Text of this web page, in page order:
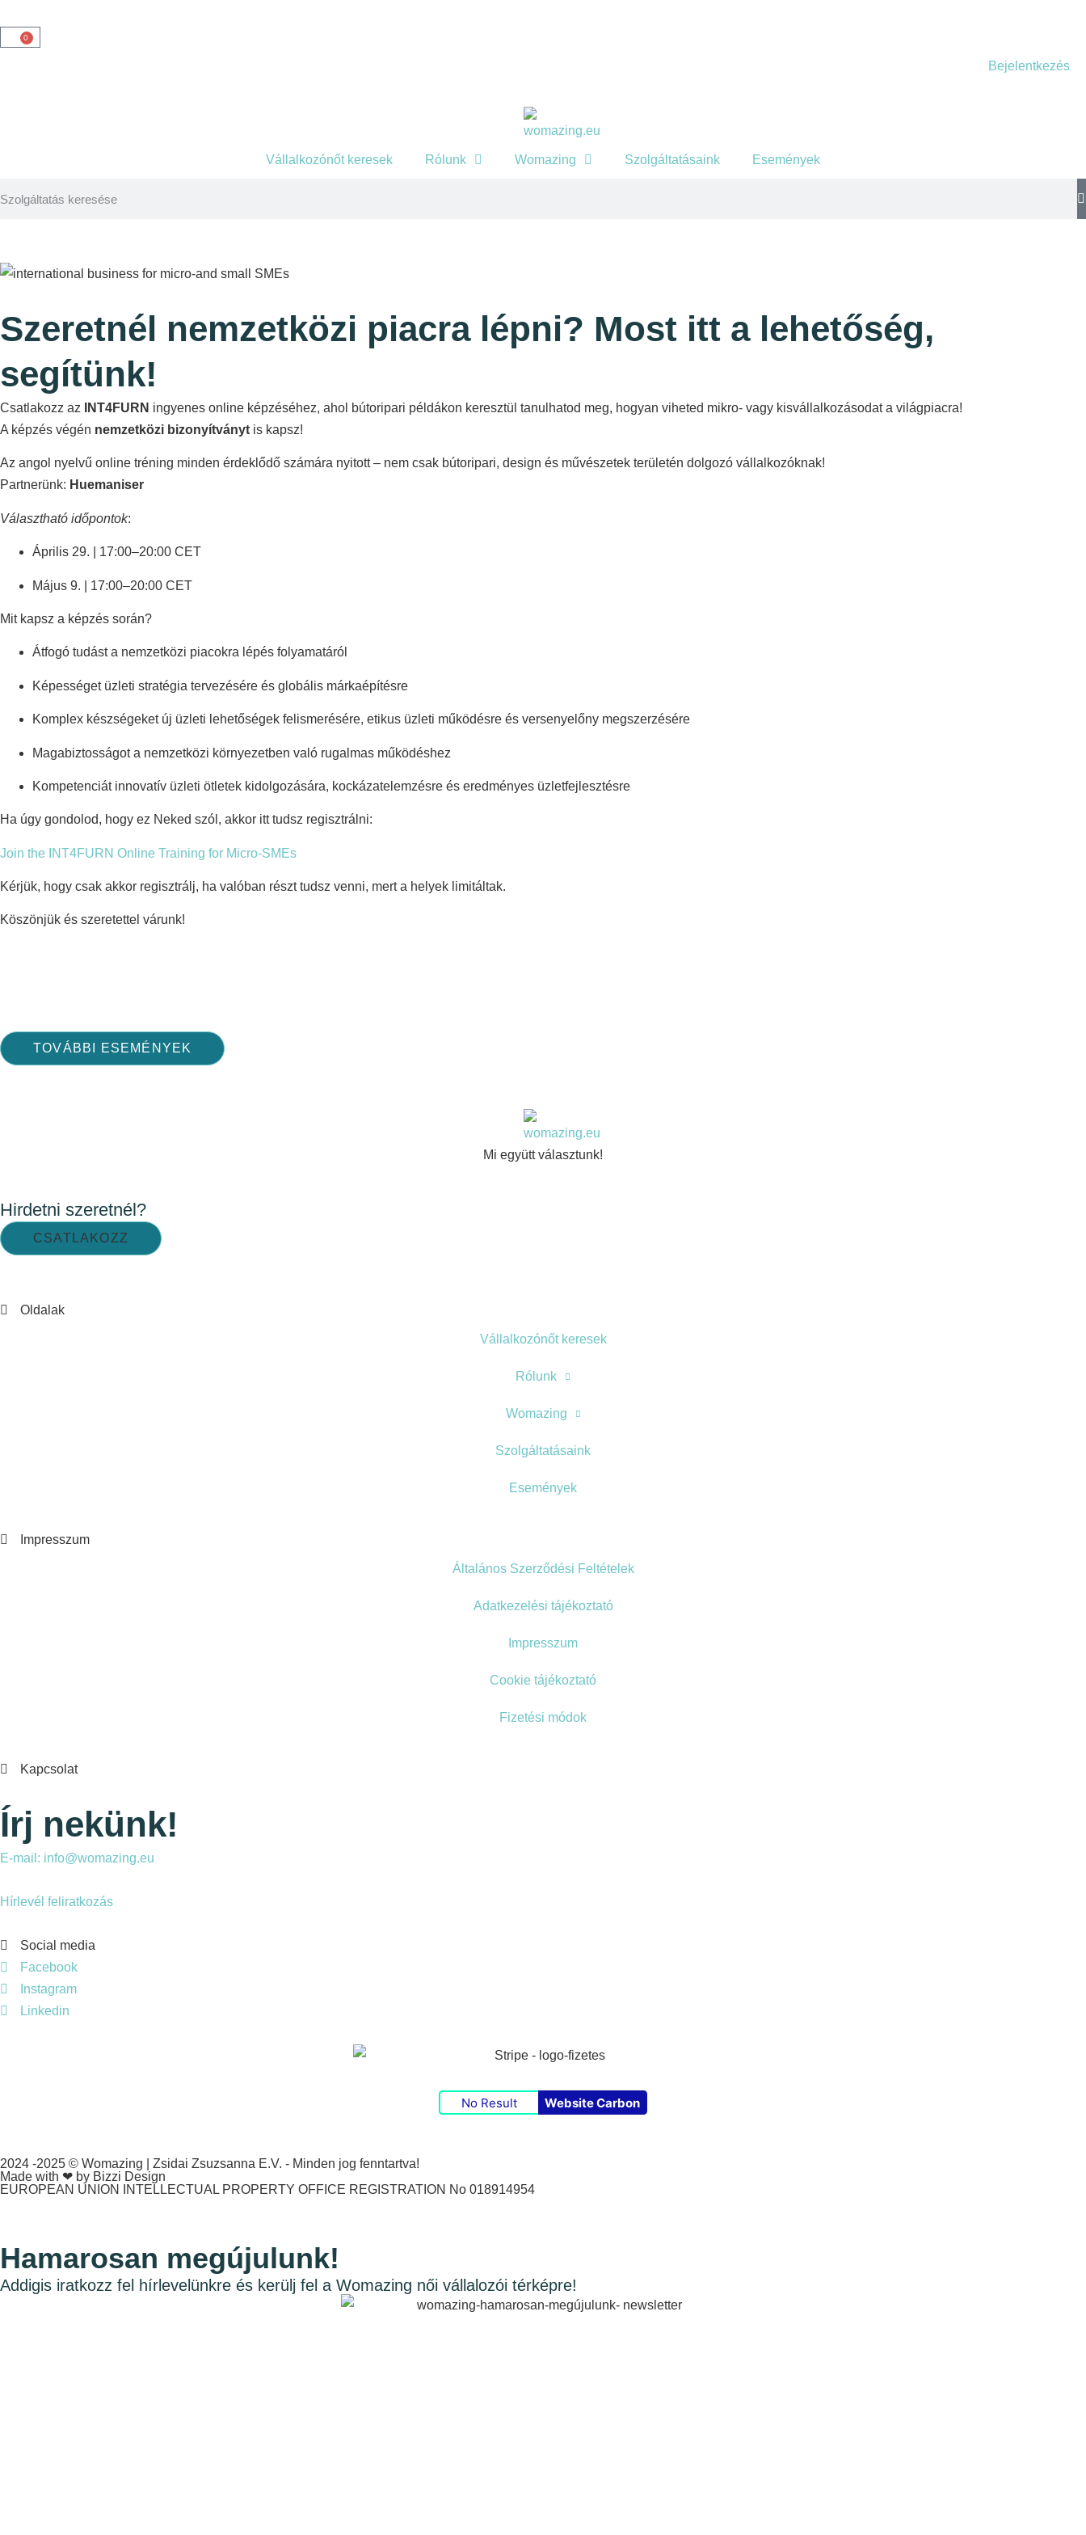
0
Bejelentkezés
Vállalkozónőt keresek Rólunk Womazing Szolgáltatásaink Események
Szeretnél nemzetközi piacra lépni? Most itt a lehetőség,
segítünk!
Csatlakozz az INT4FURN ingyenes online képzéséhez, ahol bútoripari példákon keresztül tanulhatod meg, hogyan viheted mikro- vagy kisvállalkozásodat a világpiacra!
A képzés végén nemzetközi bizonyítványt is kapsz!
Az angol nyelvű online tréning minden érdeklődő számára nyitott – nem csak bútoripari, design és művészetek területén dolgozó vállalkozóknak!
Partnerünk: Huemaniser
Választható időpontok:
Április 29. | 17:00–20:00 CET
Május 9. | 17:00–20:00 CET
Mit kapsz a képzés során?
Átfogó tudást a nemzetközi piacokra lépés folyamatáról
Képességet üzleti stratégia tervezésére és globális márkaépítésre
Komplex készségeket új üzleti lehetőségek felismerésére, etikus üzleti működésre és versenyelőny megszerzésére
Magabiztosságot a nemzetközi környezetben való rugalmas működéshez
Kompetenciát innovatív üzleti ötletek kidolgozására, kockázatelemzésre és eredményes üzletfejlesztésre
Ha úgy gondolod, hogy ez Neked szól, akkor itt tudsz regisztrálni:
Join the INT4FURN Online Training for Micro-SMEs
Kérjük, hogy csak akkor regisztrálj, ha valóban részt tudsz venni, mert a helyek limitáltak.
Köszönjük és szeretettel várunk!
TOVÁBBI ESEMÉNYEK
Mi együtt választunk!
Hirdetni szeretnél?
CSATLAKOZZ
Oldalak
Vállalkozónőt keresek
Rólunk
Womazing
Szolgáltatásaink
Események
Impresszum
Általános Szerződési Feltételek
Adatkezelési tájékoztató
Impresszum
Cookie tájékoztató
Fizetési módok
Kapcsolat
Írj nekünk!
E-mail: info@womazing.eu
Hírlevél feliratkozás
Social media
Facebook
Instagram
Linkedin
No Result Website Carbon
2024 -2025 © Womazing | Zsidai Zsuzsanna E.V. - Minden jog fenntartva!
Made with ❤ by Bizzi Design
EUROPEAN UNION INTELLECTUAL PROPERTY OFFICE REGISTRATION No 018914954
Hamarosan megújulunk!
Addigis iratkozz fel hírlevelünkre és kerülj fel a Womazing női vállalozói térképre!